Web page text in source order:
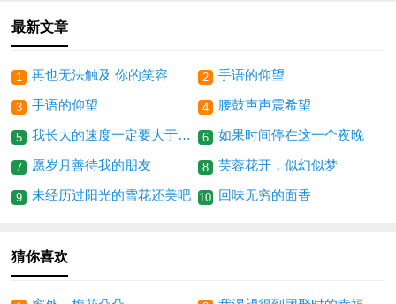
最新文章
1 再也无法触及 你的笑容 2 手语的仰望
3 手语的仰望 4 腰鼓声声震希望
5 我长大的速度一定要大于他老去的速度 6 如果时间停在这一个夜晚
7 愿岁月善待我的朋友 8 芙蓉花开，似幻似梦
9 未经历过阳光的雪花还美吧 10 回味无穷的面香
猜你喜欢